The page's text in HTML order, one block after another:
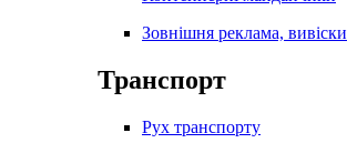
Зовнішня реклама, вивіски
Транспорт
Рух транспорту